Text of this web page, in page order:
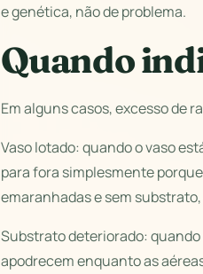
e genética, não de problema.
Quando
Em alguns casos, excesso de
Vaso lotado: quando o vaso
para fora simplesmente
emaranhadas e sem
Substrato deteriorado:
apodrecem enquanto as